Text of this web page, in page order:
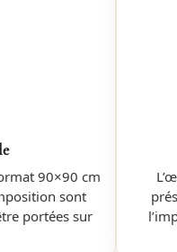
90×90 cm
sont
portées sur